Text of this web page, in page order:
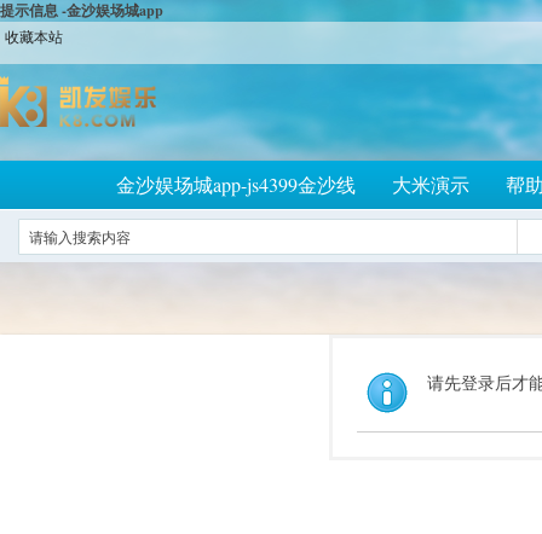
提示信息 -金沙娱场城app
收藏本站
金沙娱场城app-js4399金沙线 大米演示 帮
请先登录后才